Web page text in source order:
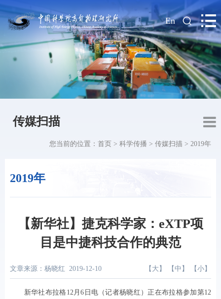
| En
传媒扫描
2019年
您当前的位置： 首页 > 科学传播 > 传媒扫描 > 2019年
【新华社】捷克科学家：eXTP项
目是中捷科技合作的典范
文章来源：杨晓红 2019-12-10 【 大 】 【 中 】 【 小 】
新华社布拉格12月6日电（记者杨晓红）正在布拉格参加第12